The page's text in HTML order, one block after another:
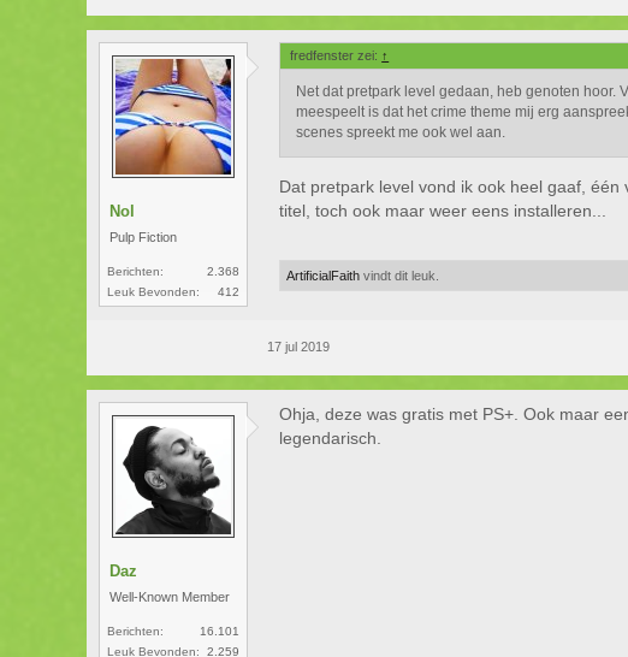
Nol
Pulp Fiction
Berichten:
2.368
Leuk Bevonden:
412
fredfenster zei: ↑
Net dat pretpark level gedaan, heb genoten
meespeelt is dat het crime theme mij erg
scenes spreekt me ook wel aan.
Dat pretpark level vond ik ook heel gaaf,
titel, toch ook maar weer eens installeren...
17 jul 2019
ArtificialFaith vindt dit leuk.
Daz
Well-Known Member
Berichten:
16.101
Leuk Bevonden:
2.259
Ohja, deze was gratis met PS+. Ook maar
legendarisch.